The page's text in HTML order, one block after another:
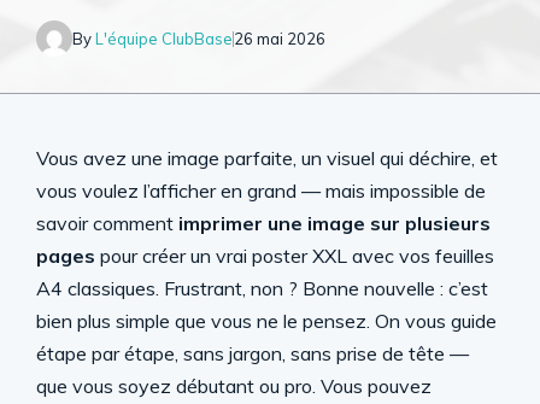
ByL'équipe ClubBase26 mai 2026
Vous avez une image parfaite, un visuel qui déchire, et
vous voulez l’afficher en grand — mais impossible de
savoir comment imprimer une image sur plusieurs
pages pour créer un vrai poster XXL avec vos feuilles
A4 classiques. Frustrant, non ? Bonne nouvelle : c’est
bien plus simple que vous ne le pensez. On vous guide
étape par étape, sans jargon, sans prise de tête —
que vous soyez débutant ou pro. Vous pouvez